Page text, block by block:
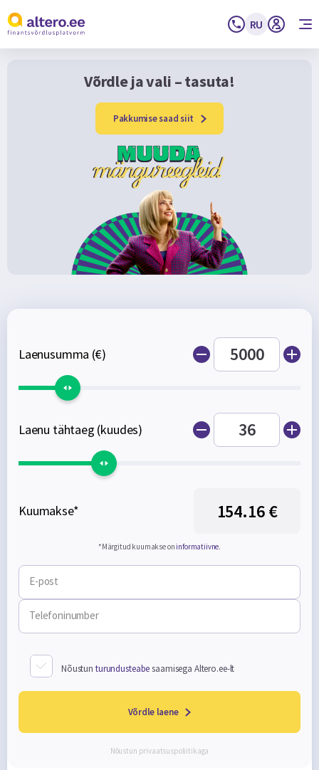
RU
Võrdle ja vali – tasuta!
Pakkumise saad siit
Laenusumma (€)
Laenu tähtaeg (kuudes)
Kuumakse* 154.16 €
*Märgitud kuumakse on informatiivne.
E-post
Telefoninumber
Nõustun turundusteabesaamisega Altero.ee-lt
Võrdle laene
Nõustun privaatsuspoliitikaga